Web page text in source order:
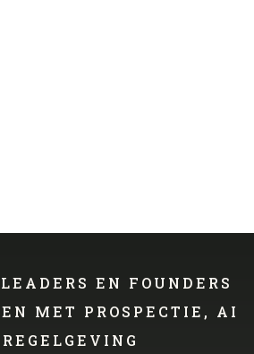
EN FOUNDERS
MET PROSPECTIE, AI